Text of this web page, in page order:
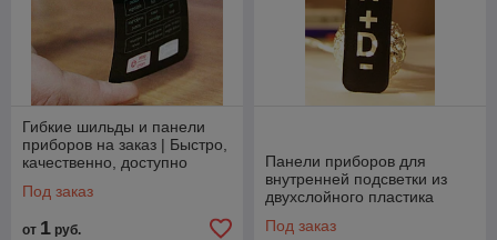
Гибкие шильды и панели
приборов на заказ | Быстро,
качественно, доступно
Под заказ
от 1 руб.
Панели приборов для
внутренней подсветки из
двухслойного пластика
Под заказ